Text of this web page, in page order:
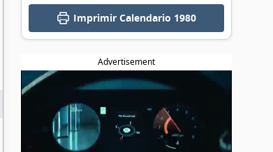
ImprimirCalendario 1980
Advertisement